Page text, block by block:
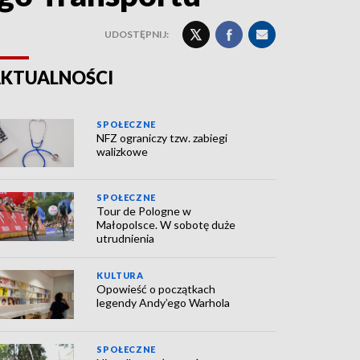
UDOSTĘPNIJ:
SPOŁECZNE
NFZ ograniczy tzw. zabiegi
walizkowe
SPOŁECZNE
Tour de Pologne w
Małopolsce. W sobotę duże
utrudnienia
KULTURA
Opowieść o początkach
legendy Andy’ego Warhola
SPOŁECZNE